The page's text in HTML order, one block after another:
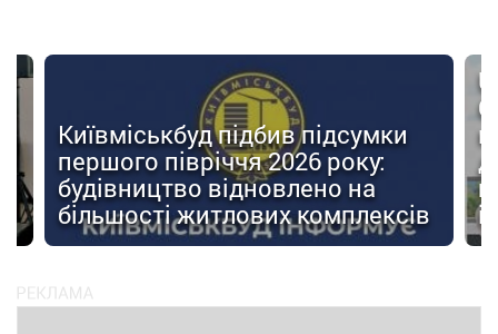
Київміськбуд підбив підсумки
першого півріччя 2026 року:
будівництво відновлено на
більшості житлових комплексів